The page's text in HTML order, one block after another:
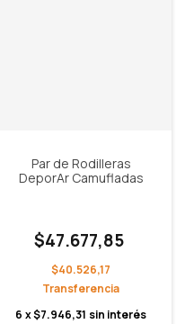
Par de Rodilleras
DeporAr Camufladas
$47.677,85
$40.526,17
6 x$7.946,31 sin interés